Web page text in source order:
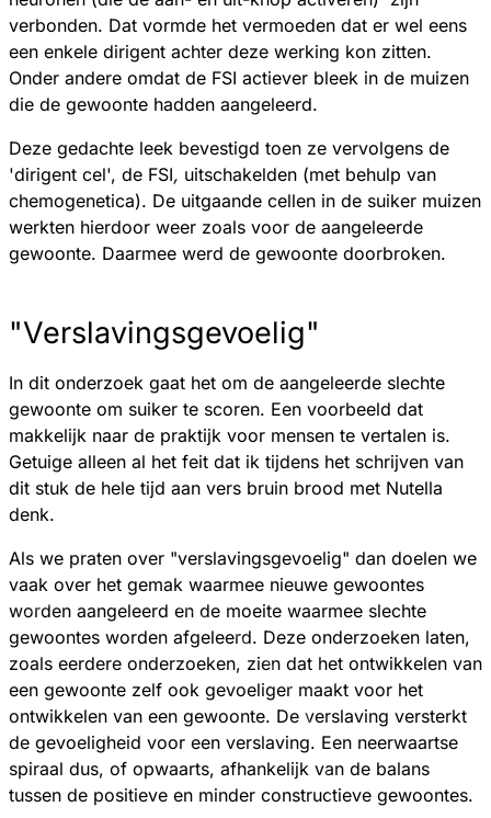
verbonden. Dat vormde het vermoeden dat er wel eens
een enkele dirigent achter deze werking kon zitten.
Onder andere omdat de FSI actiever bleek in de muizen
die de gewoonte hadden aangeleerd.
Deze gedachte leek bevestigd toen ze vervolgens de
'dirigent cel', de FSI, uitschakelden (met behulp van
chemogenetica). De uitgaande cellen in de suiker muizen
werkten hierdoor weer zoals voor de aangeleerde
gewoonte. Daarmee werd de gewoonte doorbroken.
"Verslavingsgevoelig"
In dit onderzoek gaat het om de aangeleerde slechte
gewoonte om suiker te scoren. Een voorbeeld dat
makkelijk naar de praktijk voor mensen te vertalen is.
Getuige alleen al het feit dat ik tijdens het schrijven van
dit stuk de hele tijd aan vers bruin brood met Nutella
denk.
Als we praten over "verslavingsgevoelig" dan doelen we
vaak over het gemak waarmee nieuwe gewoontes
worden aangeleerd en de moeite waarmee slechte
gewoontes worden afgeleerd. Deze onderzoeken laten,
zoals eerdere onderzoeken, zien dat het ontwikkelen van
een gewoonte zelf ook gevoeliger maakt voor het
ontwikkelen van een gewoonte. De verslaving versterkt
de gevoeligheid voor een verslaving. Een neerwaartse
spiraal dus, of opwaarts, afhankelijk van de balans
tussen de positieve en minder constructieve gewoontes.